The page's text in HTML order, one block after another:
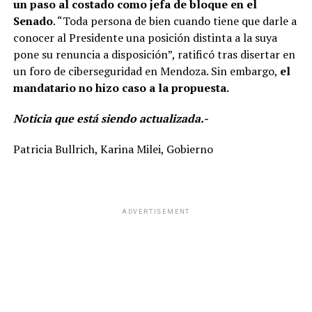
un paso al costado como jefa de bloque en el
Senado. “Toda persona de bien cuando tiene que darle a
conocer al Presidente una posición distinta a la suya
pone su renuncia a disposición”, ratificó tras disertar en
un foro de ciberseguridad en Mendoza. Sin embargo, el
mandatario no hizo caso a la propuesta.
Noticia que está siendo actualizada.-
Patricia Bullrich, Karina Milei, Gobierno
ADVERTISEMENT